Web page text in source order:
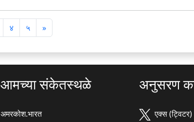
४ ५ »अ
ग
ला
आमच्या संकेतस्थळे
अमरकोश.भारत
अनुसरण
एक्स (ट्विटर)